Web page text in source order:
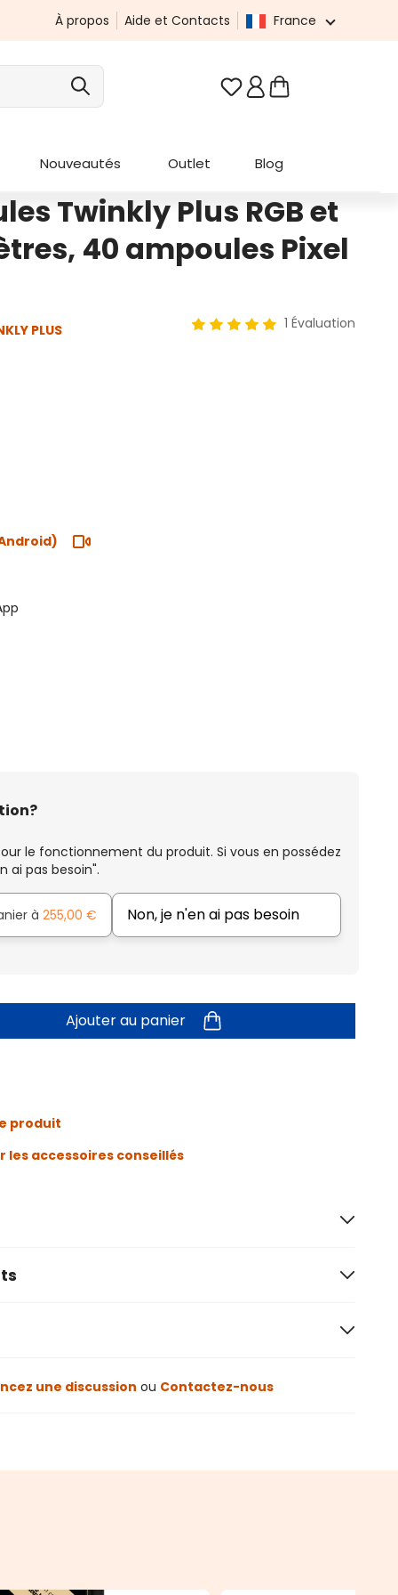
À propos Aide et Contacts France
Vous avez 0 articles
Nouveautés Outlet Blog
Twinkly Plus RGB et
40 ampoules Pixel
PLUS 1 Évaluation
le fonctionnement du produit. Si vous en possédez
ai pas besoin".
à 255,00 € Non, je n'en ai pas besoin
Ajouter au panier
produit
les accessoires conseillés
une discussion ou Contactez-nous